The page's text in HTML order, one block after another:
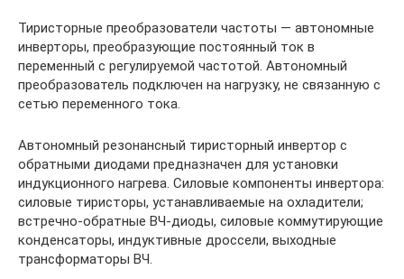
Тиристорные преобразователи частоты — автономные
инверторы, преобразующие постоянный ток в
переменный с регулируемой частотой. Автономный
преобразователь подключен на нагрузку, не связанную с
сетью переменного тока.
Автономный резонансный тиристорный инвертор с
обратными диодами предназначен для установки
индукционного нагрева. Силовые компоненты инвертора:
силовые тиристоры, устанавливаемые на охладители;
встречно-обратные ВЧ-диоды, силовые коммутирующие
конденсаторы, индуктивные дроссели, выходные
трансформаторы ВЧ.